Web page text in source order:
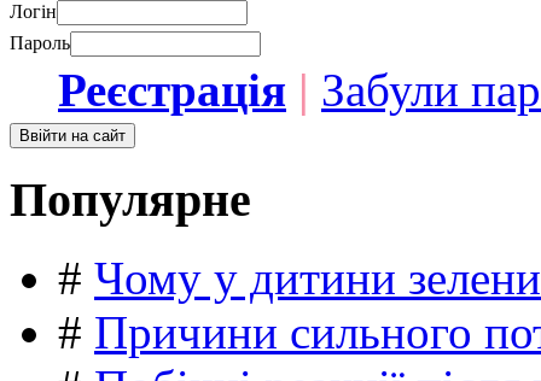
Логін
Пароль
Реєстрація | Забули
Популярне
# Чому у дитини
# Причини сильного